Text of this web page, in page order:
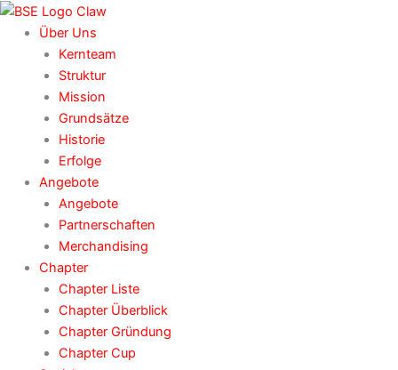
Zum
Inhalt
springen
Über Uns
Kernteam
Struktur
Mission
Grundsätze
Historie
Erfolge
Angebote
Angebote
Partnerschaften
Merchandising
Chapter
Chapter Liste
Chapter Überblick
Chapter Gründung
Chapter Cup